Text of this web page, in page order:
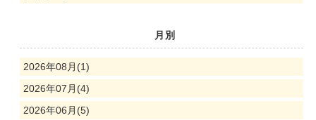
月別
2026年08月(1)
2026年07月(4)
2026年06月(5)